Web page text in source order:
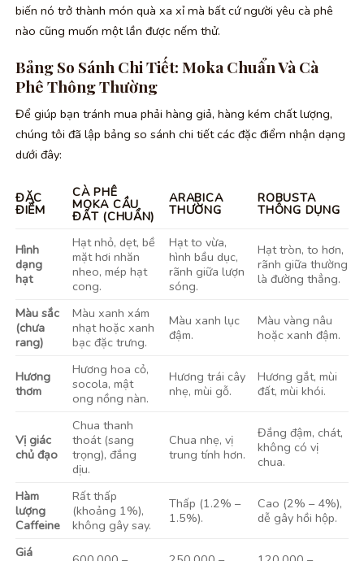
biến nó trở thành món quà xa xỉ mà bất cứ người yêu cà phê
nào cũng muốn một lần được nếm thử.
Bảng So Sánh Chi Tiết: Moka Chuẩn Và Cà
Phê Thông Thường
Để giúp bạn tránh mua phải hàng giả, hàng kém chất lượng,
chúng tôi đã lập bảng so sánh chi tiết các đặc điểm nhận dạng
dưới đây:
ĐẶC
ĐIỂM
CÀ PHÊ
MOKA CẦU
ĐẤT (CHUẨN)
ARABICA
THƯỜNG
ROBUSTA
THÔNG DỤNG
Hình
dạng
hạt
Hạt nhỏ, dẹt, bề
mặt hơi nhăn
nheo, mép hạt
cong.
Hạt to vừa,
hình bầu dục,
rãnh giữa lượn
sóng.
Hạt tròn, to hơn,
rãnh giữa thường
là đường thẳng.
Màu sắc
(chưa
rang)
Màu xanh xám
nhạt hoặc xanh
bạc đặc trưng.
Màu xanh lục
đậm.
Màu vàng nâu
hoặc xanh đậm.
Hương
thơm
Hương hoa cỏ,
socola, mật
ong nồng nàn.
Hương trái cây
nhẹ, mùi gỗ.
Hương gắt, mùi
đất, mùi khói.
Vị giác
chủ đạo
Chua thanh
thoát (sang
trọng), đắng
dịu.
Chua nhẹ, vị
trung tính hơn.
Đắng đậm, chát,
không có vị
chua.
Hàm
lượng
Caffeine
Rất thấp
(khoảng 1%),
không gây say.
Thấp (1.2% –
1.5%).
Cao (2% – 4%),
dễ gây hồi hộp.
Giá